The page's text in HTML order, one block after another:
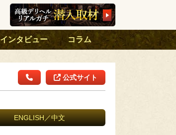
インタビュー コラム
公式サイト
ENGLISH／中文